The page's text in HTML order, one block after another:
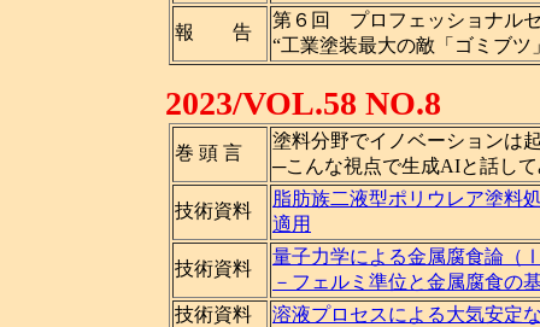
報 告
第６回 プロフェッショナル
“工業塗装最大の敵「ゴミブツ
2023/VOL.58 NO.8
巻 頭 言
塗料分野でイノベーションは
─こんな視点で生成AIと話し
技術資料
脂肪族二液型ポリウレア塗料
適用
技術資料
量子力学による金属腐食論（
－フェルミ準位と金属腐食の
技術資料
溶液プロセスによる大気安定